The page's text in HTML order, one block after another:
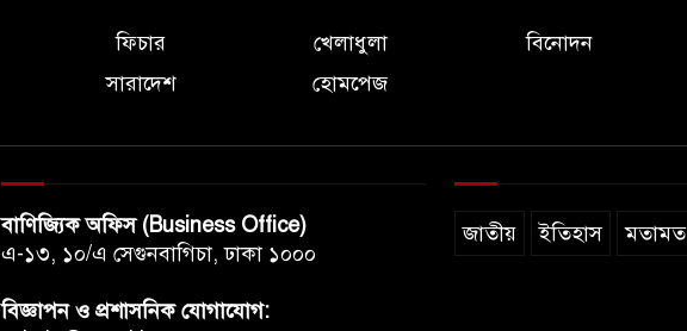
ফিচার খেলাধুলা বিনোদন
সারাদেশ
হোমপেজ
বাণিজ্যিক অফিস (Business Office)
এ-১৩, ১০/এ সেগুনবাগিচা, ঢাকা ১০০০
বিজ্ঞাপন ও প্রশাসনিক যোগাযোগ:
জাতীয় ইতিহাস মতামত